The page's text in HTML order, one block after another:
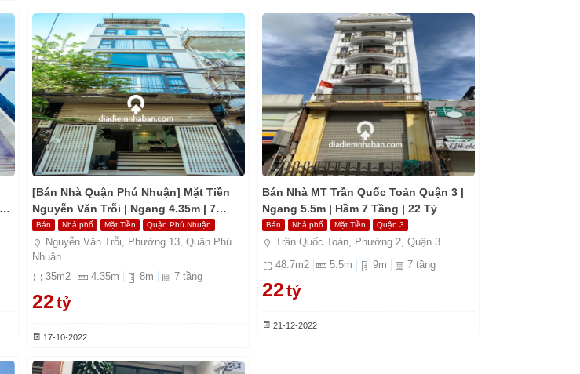
[Bán Nhà Quận Phú Nhuận] Mặt Tiền
Nguyễn Văn Trỗi | Ngang 4.35m | 7
Tầng | Chỉ 22 Tỷ
Bán Nhà phố Mặt Tiền Quận Phú Nhuận
Nguyễn Văn Trỗi, Phường.13, Quận Phú
Nhuận
35m2 4.35m 8m 7 tầng
22tỷ
17-10-2022
Bán Nhà MT Trần Quốc Toản Quận 3 |
Ngang 5.5m | Hầm 7 Tầng | 22 Tỷ
Bán Nhà phố Mặt Tiền Quận 3
Trần Quốc Toản, Phường.2, Quận 3
48.7m2 5.5m 9m 7 tầng
22tỷ
21-12-2022